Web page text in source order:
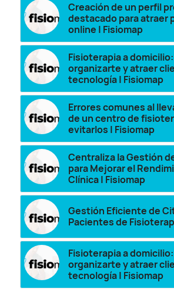
Creación de un perfil
destacado para atraer
online | Fisiomap
Fisioterapia a
organizarte y atraer
tecnología | Fisiomap
Errores comunes al
de un centro de
evitarlos | Fisiomap
Centraliza la Gestión
para Mejorar el
Clínica | Fisiomap
Gestión Eficiente de
Pacientes de
Fisioterapia a
organizarte y atraer
tecnología | Fisiomap